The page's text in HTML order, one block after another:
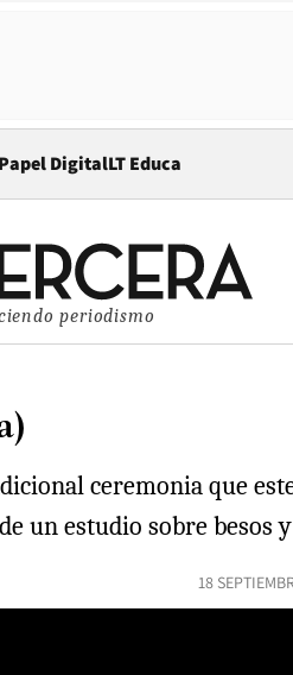
Papel DigitalOpens in new window
LT Educa
periodismo
ceremonia que
un estudio sobre besos
18